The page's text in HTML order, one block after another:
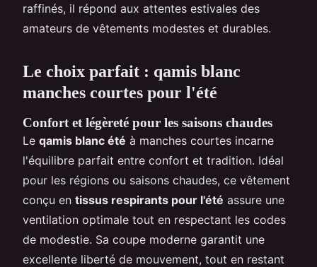
raffinés, il répond aux attentes estivales des
amateurs de vêtements modestes et durables.
Le choix parfait : qamis blanc
manches courtes pour l'été
Confort et légèreté pour les saisons chaudes
Le qamis blanc été à manches courtes incarne
l'équilibre parfait entre confort et tradition. Idéal
pour les régions ou saisons chaudes, ce vêtement
conçu en tissus respirants pour l'été assure une
ventilation optimale tout en respectant les codes
de modestie. Sa coupe moderne garantit une
excellente liberté de mouvement, tout en restant